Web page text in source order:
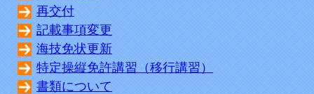
再交付
記載事項変更
海技免状更新
特定操縦免許講習（移行講習）
書類について